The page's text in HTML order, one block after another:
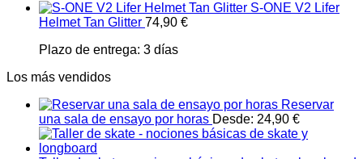
S-ONE V2 Lifer
Helmet Tan Glitter 74,90 €
Plazo de entrega: 3 días
Los más vendidos
Reservar
una sala de ensayo por horas Desde: 24,90 €